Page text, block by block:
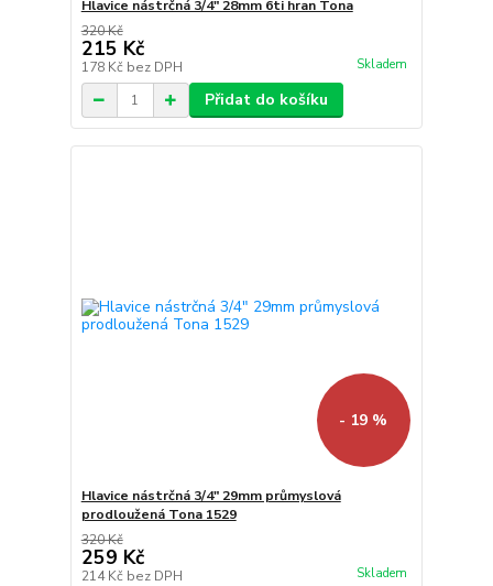
Hlavice nástrčná 3/4" 28mm 6ti hran Tona
320 Kč
215 Kč
178 Kč bez DPH Skladem
Přidat do košíku
- 19 %
Hlavice nástrčná 3/4" 29mm průmyslová
prodloužená Tona 1529
320 Kč
259 Kč
214 Kč bez DPH Skladem